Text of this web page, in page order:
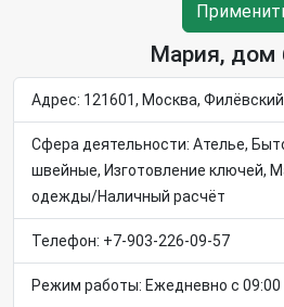
Мария, дом
Адрес: 121601, Москва, Филёвский
Сфера деятельности: Ателье,
швейные, Изготовление ключей,
одежды/Наличный расчёт
Телефон: +7-903-226-09-57
Режим работы: Ежедневно с 09:00